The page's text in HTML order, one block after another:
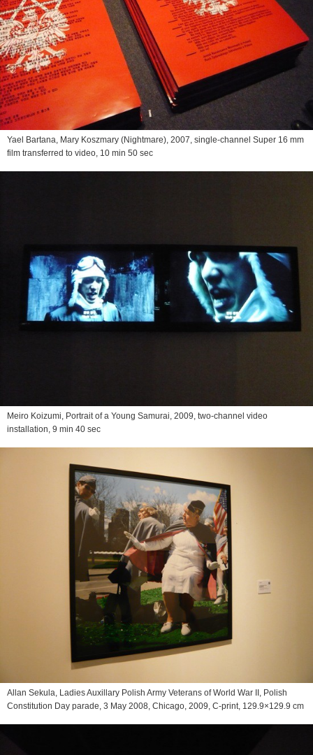
Yael Bartana, Mary Koszmary (Nightmare), 2007, single-channel Super 16 mm
film transferred to video, 10 min 50 sec
Meiro Koizumi, Portrait of a Young Samurai, 2009, two-channel video
installation, 9 min 40 sec
Allan Sekula, Ladies Auxillary Polish Army Veterans of World War II, Polish
Constitution Day parade, 3 May 2008, Chicago , 2009, C-print, 129.9×129.9 cm